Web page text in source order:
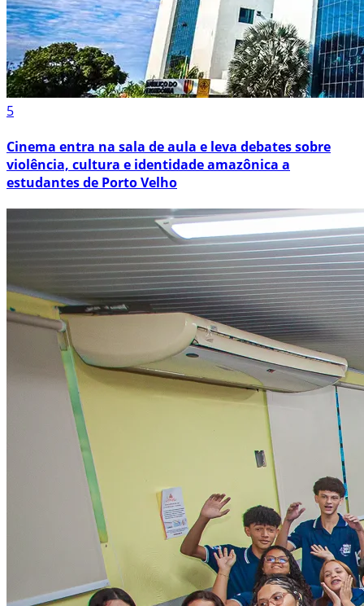
5
Cinema entra na sala de aula e leva debates sobre
violência, cultura e identidade amazônica a
estudantes de Porto Velho